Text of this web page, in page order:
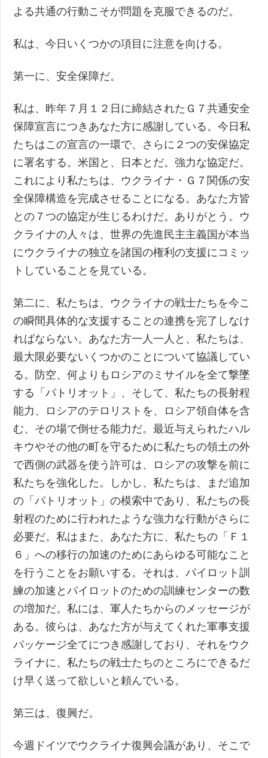
よる共通の行動こそが問題を克服できるのだ。
私は、今日いくつかの項目に注意を向ける。
第一に、安全保障だ。
私は、昨年７月１２日に締結されたＧ７共通安全
保障宣言につきあなた方に感謝している。今日私
たちはこの宣言の一環で、さらに２つの安保協定
に署名する。米国と、日本とだ。強力な協定だ。
これにより私たちは、ウクライナ・Ｇ７関係の安
全保障構造を完成させることになる。あなた方皆
との７つの協定が生じるわけだ。ありがとう。ウ
クライナの人々は、世界の先進民主主義国が本当
にウクライナの独立を諸国の権利の支援にコミッ
トしていることを見ている。
第二に、私たちは、ウクライナの戦士たちを今こ
の瞬間具体的な支援することの連携を完了しなけ
ればならない。あなた方一人一人と、私たちは、
最大限必要ないくつかのことについて協議してい
る。防空、何よりもロシアのミサイルを全て撃墜
する「パトリオット」、そして、私たちの長射程
能力、ロシアのテロリストを、ロシア領自体を含
む、その場で倒せる能力だ。最近与えられたハル
キウやその他の町を守るために私たちの領土の外
で西側の武器を使う許可は、ロシアの攻撃を前に
私たちを強化した。しかし、私たちは、まだ追加
の「パトリオット」の模索中であり、私たちの長
射程のために行われたような強力な行動がさらに
必要だ。私はまた、あなた方に、私たちの「Ｆ１
６」への移行の加速のためにあらゆる可能なこと
を行うことをお願いする。それは、パイロット訓
練の加速とパイロットのための訓練センターの数
の増加だ。私には、軍人たちからのメッセージが
ある。彼らは、あなた方が与えてくれた軍事支援
パッケージ全てにつき感謝しており、それをウク
ライナに、私たちの戦士たちのところにできるだ
け早く送って欲しいと頼んでいる。
第三は、復興だ。
今週ドイツでウクライナ復興会議があり、そこで